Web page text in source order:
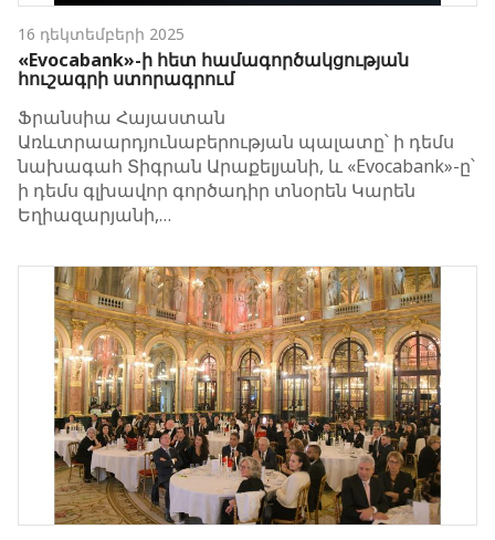
16 դեկտեմբերի 2025
«Evocabank»-ի հետ համագործակցության
հուշագրի ստորագրում
Ֆրանսիա Հայաստան
Առևտրաարդյունաբերության պալատը՝ ի դեմս
նախագահ Տիգրան Արաքելյանի, և «Evocabank»-ը՝
ի դեմս գլխավոր գործադիր տնօրեն Կարեն
Եղիազարյանի,…